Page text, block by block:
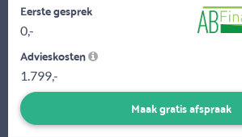
Eerste gesprek
0,-
Advieskosten
1.799,-
Maak gratis afspraak